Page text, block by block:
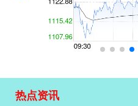
热点资讯